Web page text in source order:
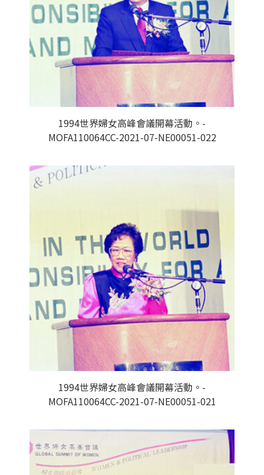
1994世界婦女高峰會議開幕活動。-
MOFA110064CC-2021-07-NE00051-022
1994世界婦女高峰會議開幕活動。-
MOFA110064CC-2021-07-NE00051-021